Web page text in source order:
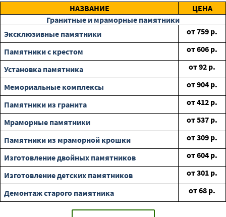
НАЗВАНИЕ
ЦЕНА
Гранитные и мраморные памятники
Эксклюзивные памятники
от759 р.
Памятники с крестом
от606 р.
Установка памятника
от92 р.
Мемориальные комплексы
от904 р.
Памятники из гранита
от412 р.
Мраморные памятники
от537 р.
Памятники из мраморной крошки
от309 р.
Изготовление двойных памятников
от604 р.
Изготовление детских памятников
от301 р.
Демонтаж старого памятника
от68 р.